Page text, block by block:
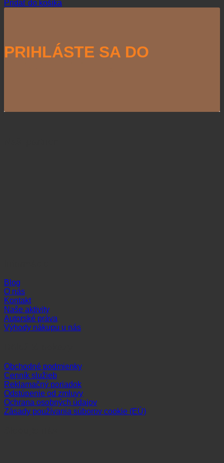
Pridať do košíka
PRIHLÁSTE SA DO
Blog
O nás
Kontakt
Naše aktivity
Autorské práva
Výhody nákupu u nás
Obchodné podmienky
Cenník služieb
Reklamačný poriadok
Odstúpenie od zmluvy
Ochrana osobných údajov
Zásady používania súborov cookie (EÚ)